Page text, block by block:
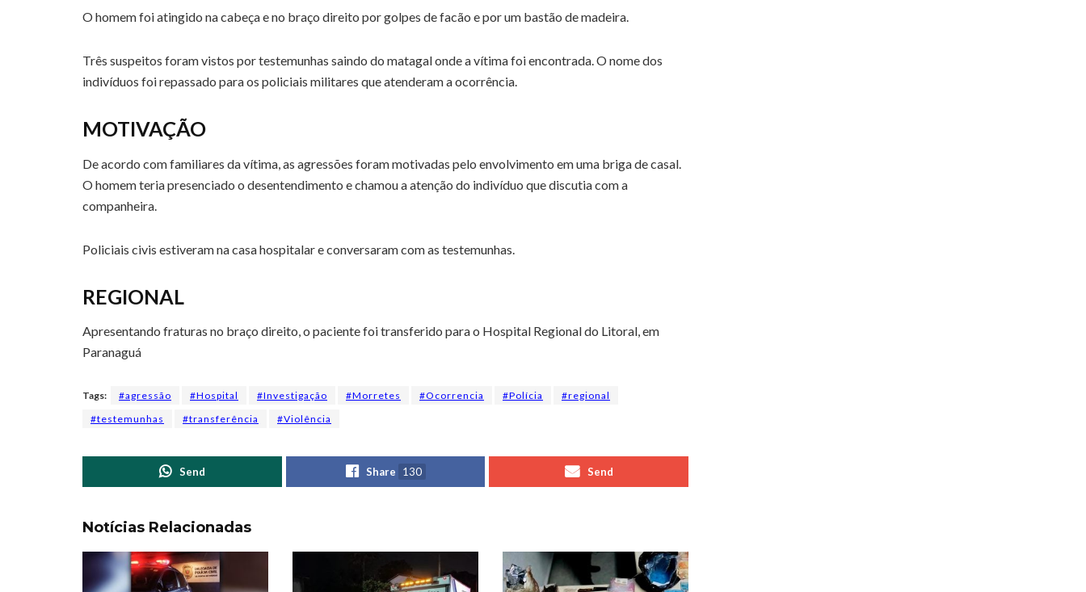
O homem foi atingido na cabeça e no braço direito por golpes de facão e por um bastão de madeira.
Três suspeitos foram vistos por testemunhas saindo do matagal onde a vítima foi encontrada. O nome dos
indivíduos foi repassado para os policiais militares que atenderam a ocorrência.
MOTIVAÇÃO
De acordo com familiares da vítima, as agressões foram motivadas pelo envolvimento em uma briga de casal.
O homem teria presenciado o desentendimento e chamou a atenção do indivíduo que discutia com a
companheira.
Policiais civis estiveram na casa hospitalar e conversaram com as testemunhas.
REGIONAL
Apresentando fraturas no braço direito, o paciente foi transferido para o Hospital Regional do Litoral, em
Paranaguá
Tags: #agressão #Hospital #Investigação #Morretes #Ocorrencia #Polícia
#regional
#testemunhas
#transferência #Violência
Send Share 130 Send
Notícias Relacionadas